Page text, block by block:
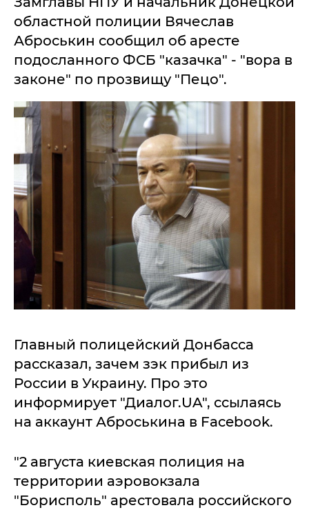
областной полиции Вячеслав
Аброськин сообщил об аресте
подосланного ФСБ "казачка" - "вора в
законе" по прозвищу "Пецо".
Главный полицейский Донбасса
рассказал, зачем зэк прибыл из
России в Украину. Про это
информирует "Диалог.UA", ссылаясь
на аккаунт Аброськина в Facebook.
"2 августа киевская полиция на
территории аэровокзала
"Борисполь" арестовала российского